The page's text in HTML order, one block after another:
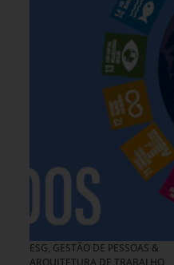
ESG, GESTÃO DE PESSOAS &
ARQUITETURA DE TRABALHO